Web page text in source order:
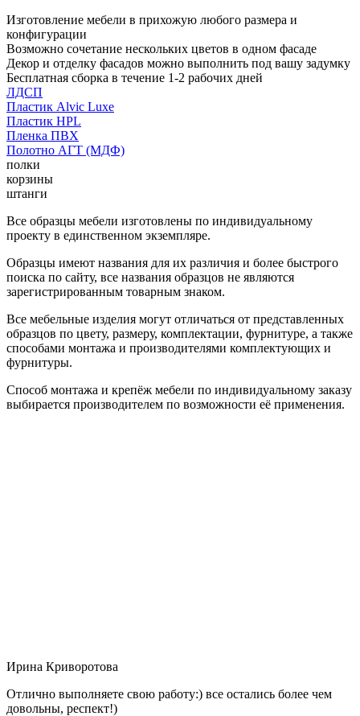
Изготовление мебели в прихожую любого размера и
конфигурации
Возможно сочетание нескольких цветов в одном фасаде
Декор и отделку фасадов можно выполнить под вашу задумку
Бесплатная сборка в течение 1-2 рабочих дней
ЛДСП
Пластик Alvic Luxe
Пластик HPL
Пленка ПВХ
Полотно АГТ (МДФ)
полки
корзины
штанги
Все образцы мебели изготовлены по индивидуальному
проекту в единственном экземпляре.
Образцы имеют названия для их различия и более быстрого
поиска по сайту, все названия образцов не являются
зарегистрированным товарным знаком.
Все мебельные изделия могут отличаться от представленных
образцов по цвету, размеру, комплектации, фурнитуре, а также
способами монтажа и производителями комплектующих и
фурнитуры.
Способ монтажа и крепёж мебели по индивидуальному заказу
выбирается производителем по возможности её применения.
Ирина Криворотова
Отлично выполняете свою работу:) все остались более чем
довольны, респект!)